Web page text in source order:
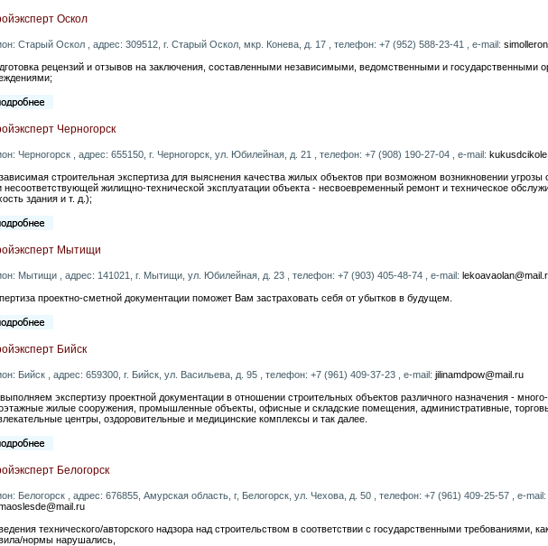
Оскол
Старый Оскол , адрес: 309512, г. Старый Оскол, мкр. Конева, д. 17 , телефон: +7 (952) 588-23-41 , e-mail:
рецензий и отзывов на заключения, составленными независимыми, ведомственными и государственными
Черногорск
Черногорск , адрес: 655150, г. Черногорск, ул. Юбилейная, д. 21 , телефон: +7 (908) 190-27-04 , e-mail:
строительная экспертиза для выяснения качества жилых объектов при возможном возникновении угрозы
несоответствующей жилищно-технической эксплуатации объекта - несвоевременный ремонт и техническое
здания и т. д.);
Мытищи
Мытищи , адрес: 141021, г. Мытищи, ул. Юбилейная, д. 23 , телефон: +7 (903) 405-48-74 , e-mail:
проектно-сметной документации поможет Вам застраховать себя от убытков в будущем.
Бийск
Бийск , адрес: 659300, г. Бийск, ул. Васильева, д. 95 , телефон: +7 (961) 409-37-23 , e-mail: jilinamdpow@mail.ru
экспертизу проектной документации в отношении строительных объектов различного назначения -
жилые сооружения, промышленные объекты, офисные и складские помещения, административные,
центры, оздоровительные и медицинские комплексы и так далее.
Белогорск
Белогорск , адрес: 676855, Амурская область, г, Белогорск, ул. Чехова, д. 50 , телефон: +7 (961) 409-25-57 , e-mail:
технического/авторского надзора над строительством в соответствии с государственными требованиями,
нормы нарушались,